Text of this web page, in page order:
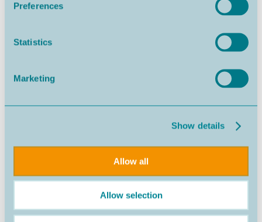
Preferences
Statistics
Marketing
Show details
Allow all
Allow selection